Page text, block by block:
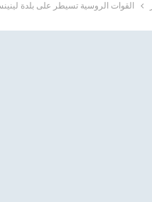
القوات الروسية تسيطر على بلدة